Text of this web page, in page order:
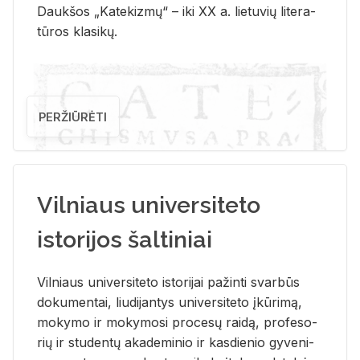
Dauk­šos „Ka­te­kiz­mų“ – iki XX a. lie­tu­vių li­te­ra­
tū­ros kla­si­kų.
PERŽIŪRĖTI
Vilniaus universiteto
istorijos šaltiniai
Vil­niaus uni­ver­si­te­to is­to­ri­jai pa­žin­ti svar­būs
do­ku­men­tai, liu­di­jan­tys uni­ver­si­te­to įkū­ri­mą,
mo­ky­mo ir mo­ky­mo­si pro­ce­sų rai­dą, pro­fe­so­
rių ir stu­den­tų aka­de­mi­nio ir kas­die­nio gy­ve­ni­